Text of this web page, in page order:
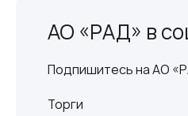
АО «РАД» в
Подпишитесь на АО
Торги